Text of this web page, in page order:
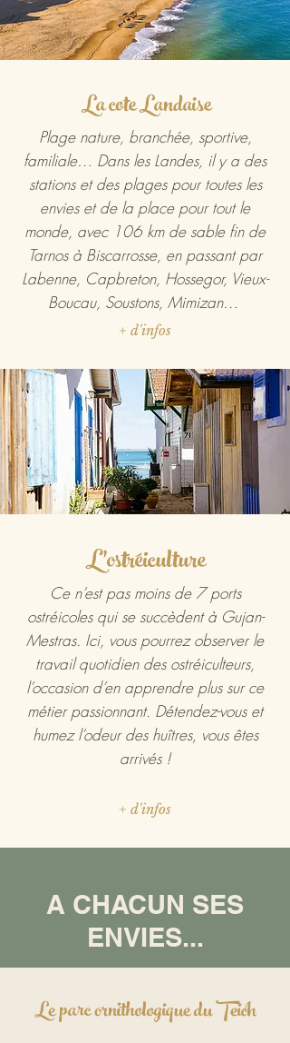
La cote Landaise
Plage nature, branchée, sportive,
familiale… Dans les Landes, il y a des
stations et des plages pour toutes les
envies et de la place pour tout le
monde, avec 106 km de sable fin de
Tarnos à Biscarrosse, en passant par
Labenne, Capbreton, Hossegor, Vieux-
Boucau, Soustons, Mimizan…
+ d'infos
L'ostréiculture
Ce n’est pas moins de 7 ports
ostréicoles qui se succèdent à Gujan-
Mestras. Ici, vous pourrez observer le
travail quotidien des ostréiculteurs,
l’occasion d’en apprendre plus sur ce
métier passionnant. Détendez-vous et
humez l’odeur des huîtres, vous êtes
arrivés !
+ d'infos
A CHACUN SES
ENVIES...
Le parc ornithologique du Teich